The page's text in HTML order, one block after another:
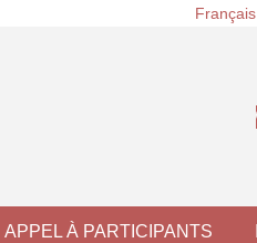
Français
APPEL À PARTICIPANTS